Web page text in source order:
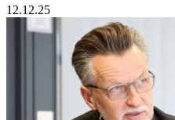
12.12.25